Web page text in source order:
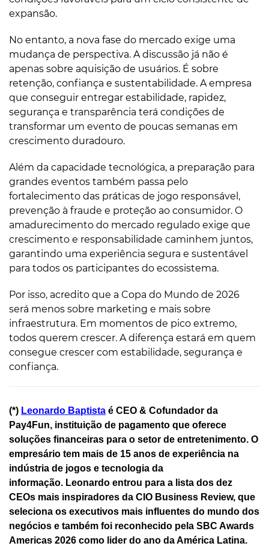
expansão.
No entanto, a nova fase do mercado exige uma
mudança de perspectiva. A discussão já não é
apenas sobre aquisição de usuários. É sobre
retenção, confiança e sustentabilidade. A empresa
que conseguir entregar estabilidade, rapidez,
segurança e transparência terá condições de
transformar um evento de poucas semanas em
crescimento duradouro.
Além da capacidade tecnológica, a preparação para
grandes eventos também passa pelo
fortalecimento das práticas de jogo responsável,
prevenção à fraude e proteção ao consumidor. O
amadurecimento do mercado regulado exige que
crescimento e responsabilidade caminhem juntos,
garantindo uma experiência segura e sustentável
para todos os participantes do ecossistema.
Por isso, acredito que a Copa do Mundo de 2026
será menos sobre marketing e mais sobre
infraestrutura. Em momentos de pico extremo,
todos querem crescer. A diferença estará em quem
consegue crescer com estabilidade, segurança e
confiança.
(*) Leonardo Baptista é CEO & Cofundador da
Pay4Fun, instituição de pagamento que oferece
soluções financeiras para o setor de entretenimento. O
empresário tem mais de 15 anos de experiência na
indústria de jogos e tecnologia da
informação. Leonardo entrou para a lista dos dez
CEOs mais inspiradores da CIO Business Review, que
seleciona os executivos mais influentes do mundo dos
negócios e também foi reconhecido pela SBC Awards
Americas 2026 como lider do ano da América Latina.